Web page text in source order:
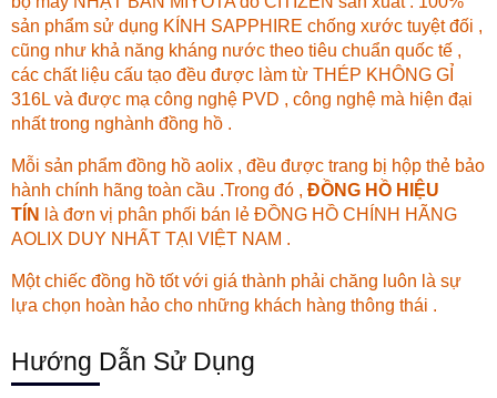
sản phẩm sử dụng KÍNH SAPPHIRE chống xước tuyệt đối ,
cũng như khả năng kháng nước theo tiêu chuẩn quốc tế ,
các chất liệu cấu tạo đều được làm từ THÉP KHÔNG GỈ
316L và được mạ công nghệ PVD , công nghệ mà hiện đại
nhất trong nghành đồng hồ .
Mỗi sản phẩm đồng hồ aolix , đều được trang bị hộp thẻ bảo
hành chính hãng toàn cầu .Trong đó , ĐỒNG HỒ HIỆU
TÍN
là đơn vị phân phối bán lẻ ĐỒNG HỒ CHÍNH HÃNG
AOLIX DUY NHẤT TẠI VIỆT NAM .
Một chiếc đồng hồ tốt với giá thành phải chăng luôn là sự
lựa chọn hoàn hảo cho những khách hàng thông thái .
Hướng Dẫn Sử Dụng